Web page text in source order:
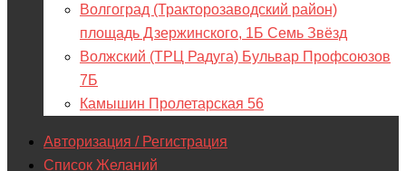
Волгоград (Тракторозаводский район)
площадь Дзержинского, 1Б Семь Звёзд
Волжский (ТРЦ Радуга) Бульвар Профсоюзов
7Б
Камышин Пролетарская 56
Авторизация / Регистрация
Список Желаний